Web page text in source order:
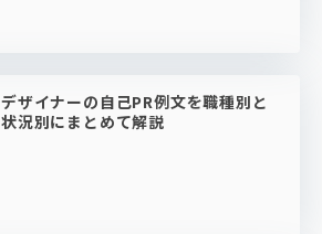
デザイナーの自己PR例文を職種別と
状況別にまとめて解説